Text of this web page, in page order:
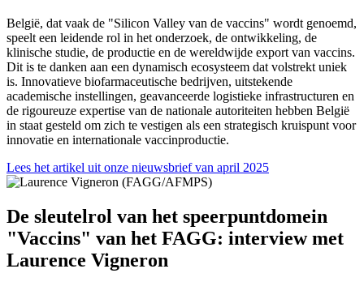
België, dat vaak de "Silicon Valley van de vaccins" wordt genoemd,
speelt een leidende rol in het onderzoek, de ontwikkeling, de
klinische studie, de productie en de wereldwijde export van vaccins.
Dit is te danken aan een dynamisch ecosysteem dat volstrekt uniek
is. Innovatieve biofarmaceutische bedrijven, uitstekende
academische instellingen, geavanceerde logistieke infrastructuren en
de rigoureuze expertise van de nationale autoriteiten hebben België
in staat gesteld om zich te vestigen als een strategisch kruispunt voor
innovatie en internationale vaccinproductie.
Lees het artikel uit onze nieuwsbrief van april 2025
De sleutelrol van het speerpuntdomein
"Vaccins" van het FAGG: interview met
Laurence Vigneron